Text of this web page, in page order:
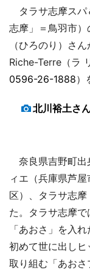
タラサ志摩スパ
志摩」＝鳥羽市
（ひろのり）さ
Riche-Terre（ラ
0596-26-1888）
北川裕土さ
奈良県吉野町出
ィエ（兵庫県芦
区）、タラサ志
た。タラサ志摩
「あおさ」を入
初めて世に出し
取り組む「あお